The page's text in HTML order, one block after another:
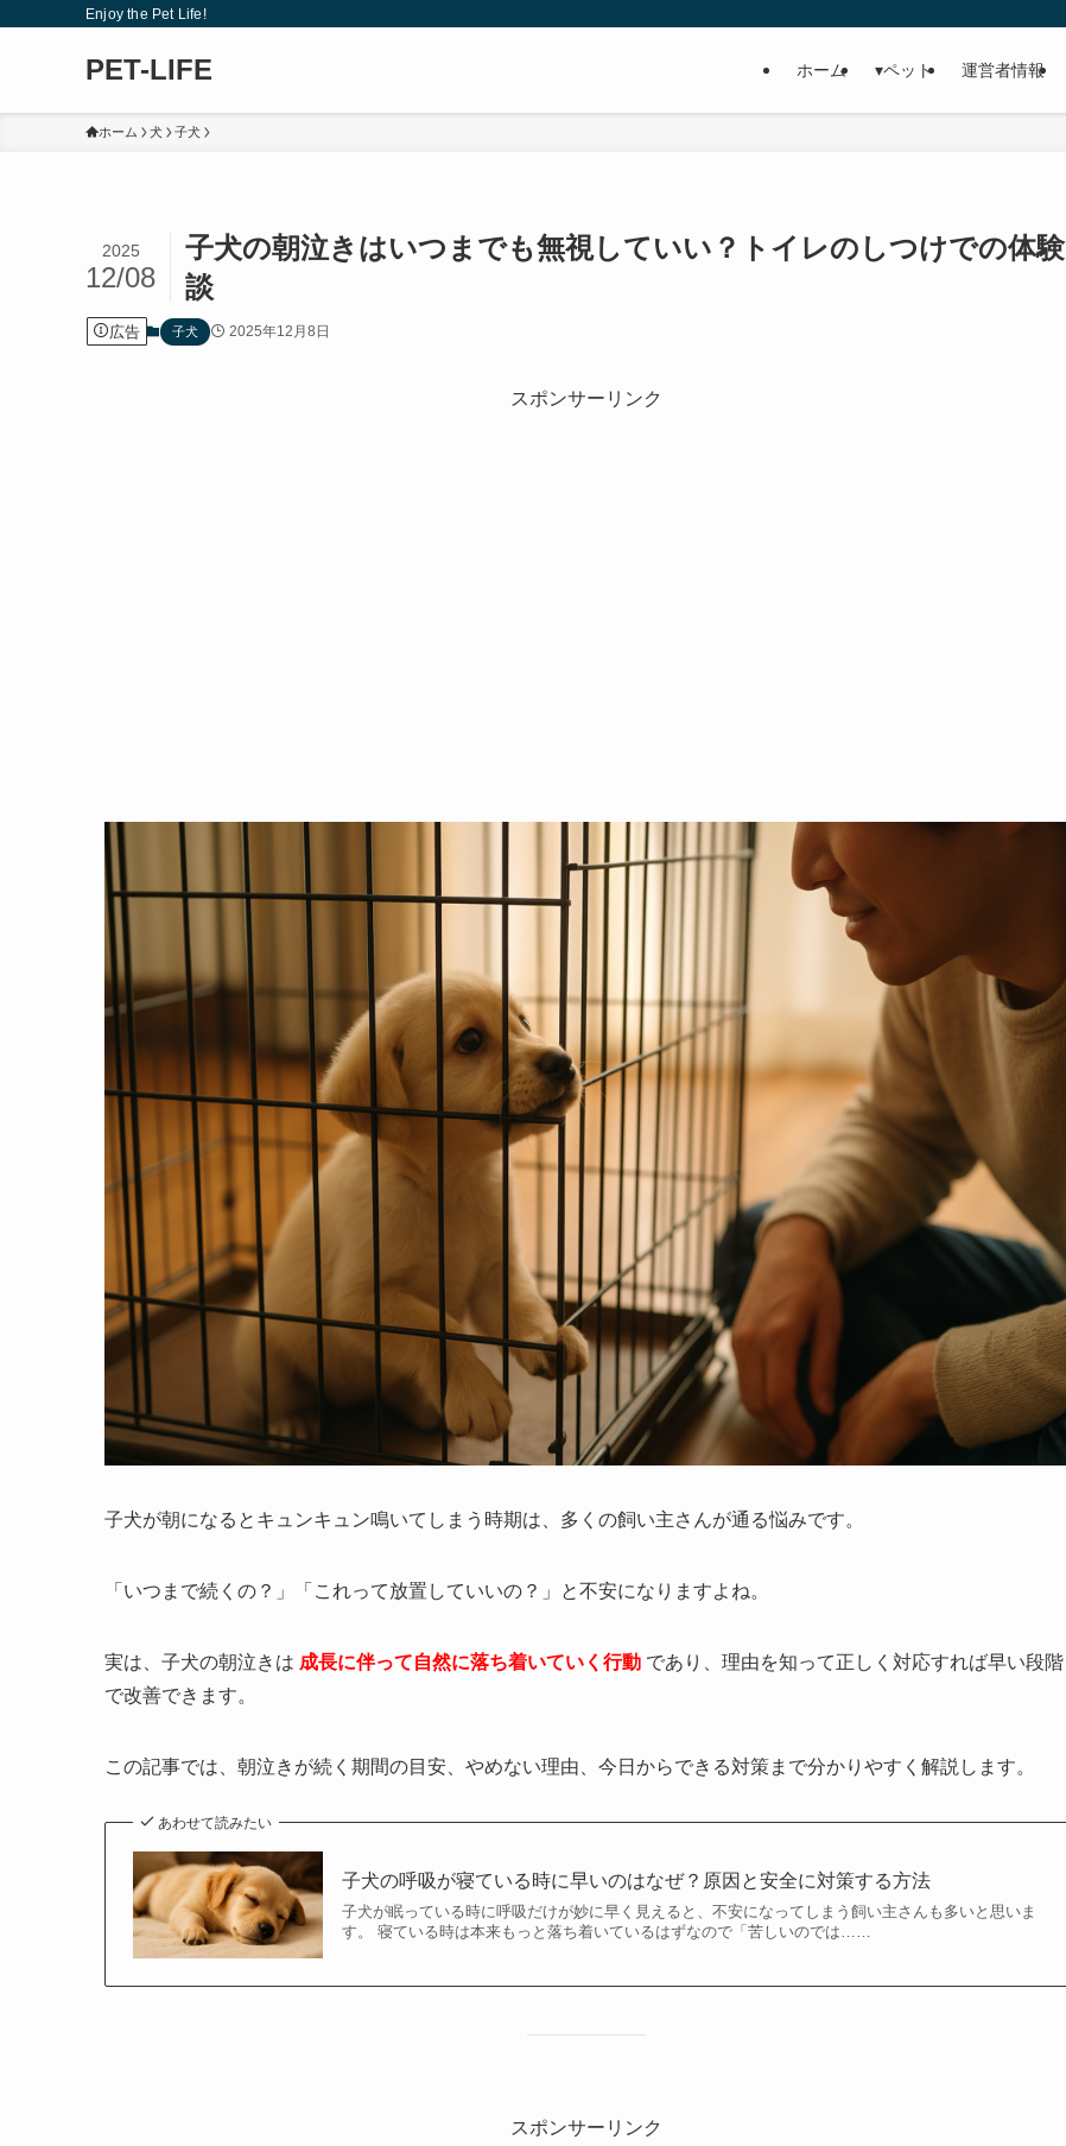
Enjoy the Pet Life!
PET-LIFE ホーム ▾ペット 運営者情報
ホーム 犬 子犬
子犬の朝泣きはいつまでも無視していい？トイレのしつけでの体験
談
2025
12/08
広告 子犬 2025年12月8日
スポンサーリンク
子犬が朝になるとキュンキュン鳴いてしまう時期は、多くの飼い主さんが通る悩みです。
「いつまで続くの？」「これって放置していいの？」と不安になりますよね。
実は、子犬の朝泣きは 成長に伴って自然に落ち着いていく行動 であり、理由を知って正しく対応すれば早い段階
で改善できます。
この記事では、朝泣きが続く期間の目安、やめない理由、今日からできる対策まで分かりやすく解説します。
あわせて読みたい
子犬の呼吸が寝ている時に早いのはなぜ？原因と安全に対策する方法
子犬が眠っている時に呼吸だけが妙に早く見えると、不安になってしまう飼い主さんも多いと思いま
す。 寝ている時は本来もっと落ち着いているはずなので「苦しいのでは……
スポンサーリンク